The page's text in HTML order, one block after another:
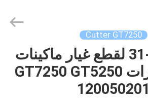
Cutter GT7250
لاصق 222-31 لقطع غيار ماكينات
قطع السيارات GT7250 GT5250
120050201